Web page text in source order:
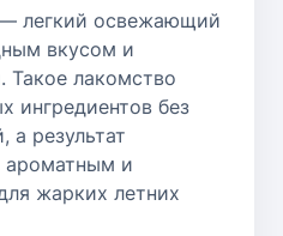
легкий освежающий
вкусом и
Такое лакомство
ингредиентов без
а результат
ароматным и
жарких летних